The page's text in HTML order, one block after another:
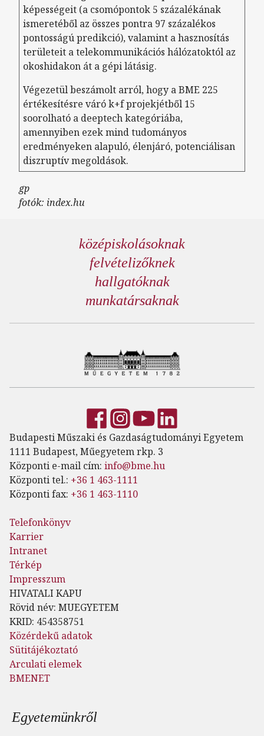
képességeit (a csomópontok 5 százalékának
ismeretéből az összes pontra 97 százalékos
pontosságú predikció), valamint a hasznosítás
területeit a telekommunikációs hálózatoktól az
okoshidakon át a gépi látásig.
Végezetül beszámolt arról, hogy a BME 225
értékesítésre váró k+f projekjétből 15
soorolható a deeptech kategóriába,
amennyiben ezek mind tudományos
eredményeken alapuló, élenjáró, potenciálisan
diszruptív megoldások.
gp
fotók: index.hu
középiskolásoknak
felvételizőknek
hallgatóknak
munkatársaknak
Budapesti Műszaki és Gazdaságtudományi Egyetem
1111 Budapest, Műegyetem rkp. 3
Központi e-mail cím: info@bme.hu
Központi tel.: +36 1 463-1111
Központi fax: +36 1 463-1110
Telefonkönyv
Karrier
Intranet
Térkép
Impresszum
HIVATALI KAPU
Rövid név: MUEGYETEM
KRID: 454358751
Közérdekű adatok
Sütitájékoztató
Arculati elemek
BMENET
Lábléc menü
Egyetemünkről